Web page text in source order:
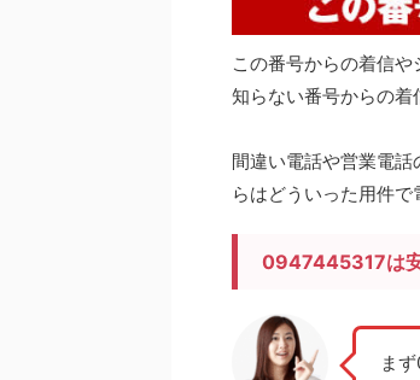
この番号からの着信
知らない番号からの着
間違い電話や営業電
らはどういった用件
0947445317は
ま